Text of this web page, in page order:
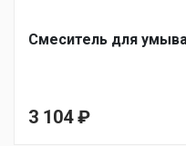
Смеситель для
3 104₽